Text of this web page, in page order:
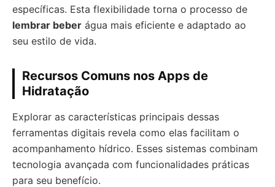
específicas. Esta flexibilidade torna o processo de
lembrar beber água mais eficiente e adaptado ao
seu estilo de vida.
Recursos Comuns nos Apps de
Hidratação
Explorar as características principais dessas
ferramentas digitais revela como elas facilitam o
acompanhamento hídrico. Esses sistemas combinam
tecnologia avançada com funcionalidades práticas
para seu benefício.